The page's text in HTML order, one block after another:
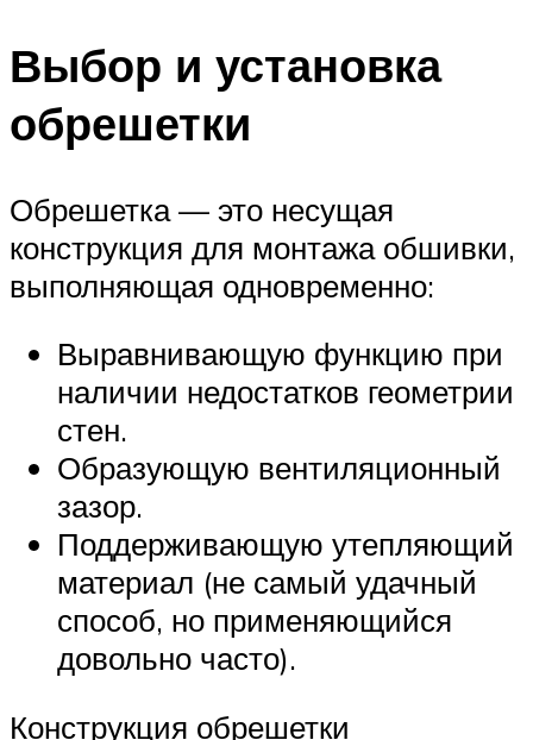
Выбор и установка
обрешетки
Обрешетка — это несущая
конструкция для монтажа обшивки,
выполняющая одновременно:
Выравнивающую функцию при
наличии недостатков геометрии
стен.
Образующую вентиляционный
зазор.
Поддерживающую утепляющий
материал (не самый удачный
способ, но применяющийся
довольно часто).
Конструкция обрешетки